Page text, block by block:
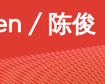
/ 陈俊